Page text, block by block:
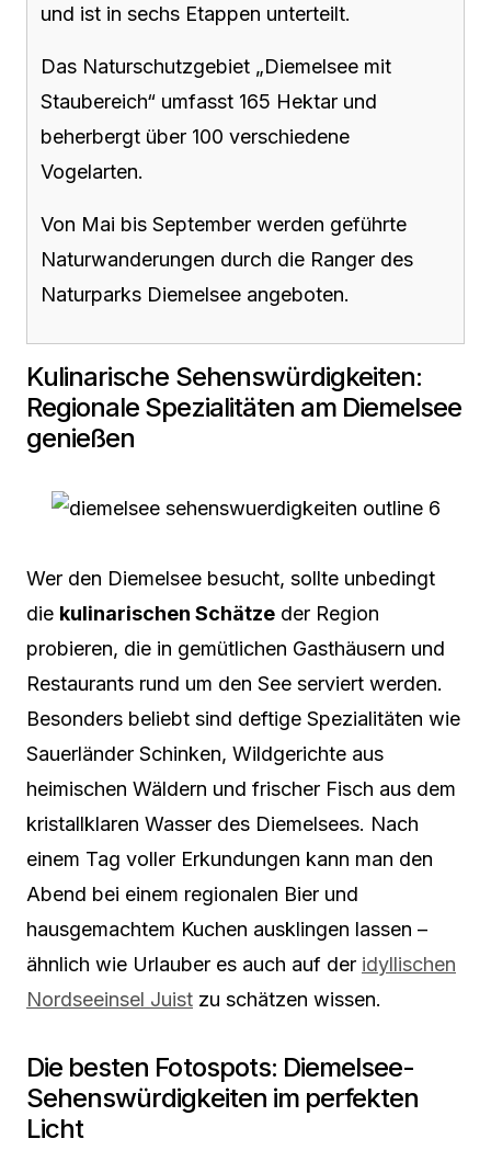
und ist in sechs Etappen unterteilt.
Das Naturschutzgebiet „Diemelsee mit
Staubereich“ umfasst 165 Hektar und
beherbergt über 100 verschiedene
Vogelarten.
Von Mai bis September werden geführte
Naturwanderungen durch die Ranger des
Naturparks Diemelsee angeboten.
Kulinarische Sehenswürdigkeiten:
Regionale Spezialitäten am Diemelsee
genießen
Wer den Diemelsee besucht, sollte unbedingt
die kulinarischen Schätze der Region
probieren, die in gemütlichen Gasthäusern und
Restaurants rund um den See serviert werden.
Besonders beliebt sind deftige Spezialitäten wie
Sauerländer Schinken, Wildgerichte aus
heimischen Wäldern und frischer Fisch aus dem
kristallklaren Wasser des Diemelsees. Nach
einem Tag voller Erkundungen kann man den
Abend bei einem regionalen Bier und
hausgemachtem Kuchen ausklingen lassen –
ähnlich wie Urlauber es auch auf der idyllischen
Nordseeinsel Juist zu schätzen wissen.
Die besten Fotospots: Diemelsee-
Sehenswürdigkeiten im perfekten
Licht